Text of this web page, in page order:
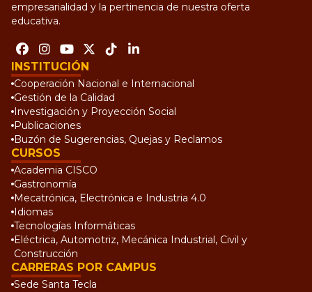
empresarialidad y la pertinencia de nuestra oferta
educativa.
INSTITUCIÓN
Cooperación Nacional e Internacional
Gestión de la Calidad
Investigación y Proyección Social
Publicaciones
Buzón de Sugerencias, Quejas y Reclamos
CURSOS
Academia CISCO
Gastronomía
Mecatrónica, Electrónica e Industria 4.0
Idiomas
Tecnologías Informáticas
Eléctrica, Automotriz, Mecánica Industrial, Civil y
Construcción
CARRERAS POR CAMPUS
Sede Santa Tecla